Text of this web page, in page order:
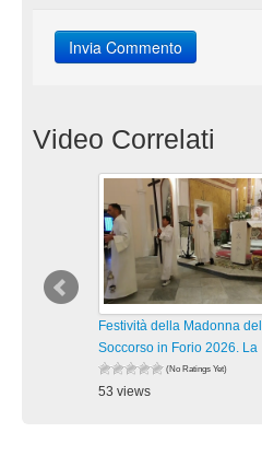
Video Correlati
Festività della Madonna del
Soccorso in Forio 2026. La
(No Ratings Yet)
53 views